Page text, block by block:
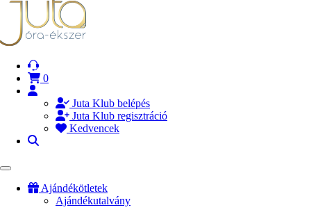
0
Juta Klub belépés
Juta Klub regisztráció
Kedvencek
Ajándékötletek
Ajándékutalvány